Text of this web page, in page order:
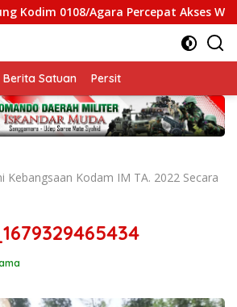
0108/Agara Percepat Akses Warga
Berita Satuan Persit
Kebangsaan Kodam IM TA. 2022 Secara